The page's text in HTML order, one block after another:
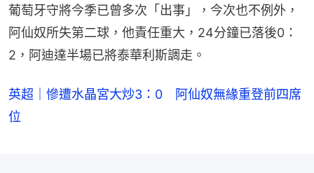
葡萄牙守將今季已曾多次「出事」，今次也不例外，
阿仙奴所失第二球，他責任重大，24分鐘已落後0：
2，阿迪達半場已將泰華利斯調走。
英超｜慘遭水晶宮大炒3：0 阿仙奴無緣重登前四席
位